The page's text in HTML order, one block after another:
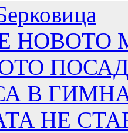
НОВОТО
В
НЕ